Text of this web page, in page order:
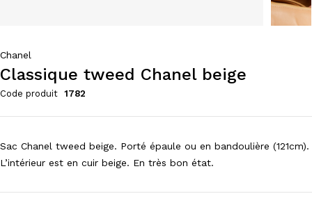
Chanel
Classique tweed Chanel beige
Code produit 1782
Sac Chanel tweed beige. Porté épaule ou en bandoulière (121cm).
L’intérieur est en cuir beige. En très bon état.